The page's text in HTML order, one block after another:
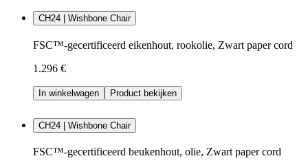
CH24 | Wishbone Chair
FSC™-gecertificeerd eikenhout, rookolie, Zwart paper cord
1.296 €
In winkelwagen Product bekijken
CH24 | Wishbone Chair
FSC™-gecertificeerd beukenhout, olie, Zwart paper cord